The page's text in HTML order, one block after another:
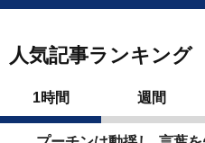
人気記事ランキング
1時間 週間